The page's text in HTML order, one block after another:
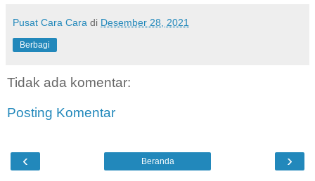
Pusat Cara Cara di Desember 28, 2021
Berbagi
Tidak ada komentar:
Posting Komentar
‹ ›
Beranda